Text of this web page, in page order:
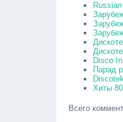
Disco
Парад
Хиты
Всего